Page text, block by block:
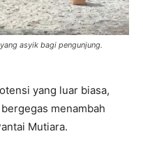
asyik bagi pengunjung.
yang luar biasa,
menambah
Mutiara.